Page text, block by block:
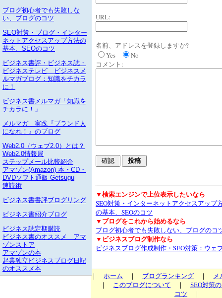
URL:
名前、アドレスを登録しますか?
Yes
No
コメント:
▼検索エンジンで上位表示したいなら
SEO対策・インターネットアクセスアップ
の基本、SEOのコツ
▼ブログをこれから始めるなら
ブログ初心者でも失敗しない、ブログのコ
▼ビジネスブログ制作なら
ビジネスブログ作成制作・SEO対策：ウェ
｜ ホーム ｜ ブログランキング ｜
メ
｜
このブログについて ｜ SEO対策
コツ ｜
ブログ初心者でも失敗しな
い、ブログのコツ
SEO対策・ブログ・インター
ネットアクセスアップ方法の
基本、SEOのコツ
ビジネス書評・ビジネス誌・
ビジネステレビ ビジネスメ
ルマガブログ：知識をチカラ
に！
ビジネス書メルマガ「知識を
チカラに！」
メルマガ 実践『ブランド人
になれ！』のブログ
Web2.0（ウェブ2.0）とは？
Web2.0情報局
ステップメール比較紹介
アマゾン(Amazon) 本・CD・
DVDソフト通販 Getsugu
速読術
ビジネス書書評ブログリング
ビジネス書紹介ブログ
ビジネス誌定期購読
ビジネス書のオススメ アマ
ゾンストア
アマゾンの本
起業独立ビジネスブログ日記
のオススメ本